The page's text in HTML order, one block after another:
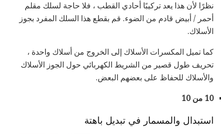
نظرًا لأن هذا يعد تركيبًا أحادي القطب ، فلا حاجة لسلك مقلم
أحمر / أبيض قادم من الضوء. قم بقطع هذا السلك المفرد بجوز
الأسلاك.
كما تميل المكسرات الأسلاك إلى الخروج من أسلاك واحدة ،
تحريف طول قصير من الشريط الكهربائي حول الجوز الأسلاك
والأسلاك للحفاظ على بعضهم البعض.
10 من 10
استبدال والمسمار في تبديل باهتة